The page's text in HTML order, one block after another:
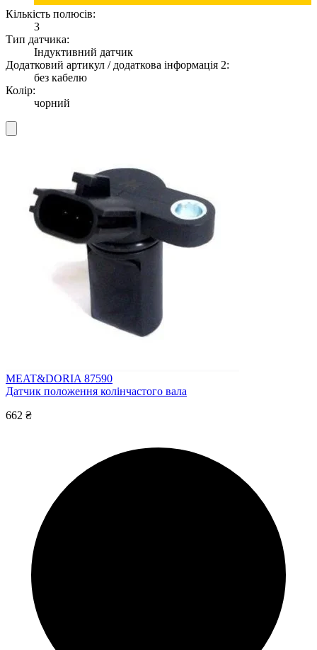
Кількість полюсів:
3
Тип датчика:
Індуктивний датчик
Додатковий артикул / додаткова інформація 2:
без кабелю
Колір:
чорний
MEAT&DORIA 87590
Датчик положення колінчастого вала
662 ₴